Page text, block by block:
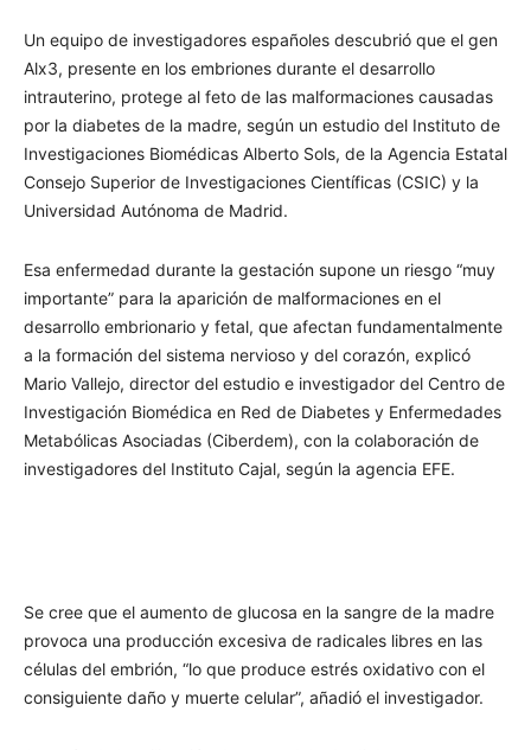
Un equipo de investigadores españoles descubrió que el gen
Alx3, presente en los embriones durante el desarrollo
intrauterino, protege al feto de las malformaciones causadas
por la diabetes de la madre, según un estudio del Instituto de
Investigaciones Biomédicas Alberto Sols, de la Agencia Estatal
Consejo Superior de Investigaciones Científicas (CSIC) y la
Universidad Autónoma de Madrid.
Esa enfermedad durante la gestación supone un riesgo “muy
importante” para la aparición de malformaciones en el
desarrollo embrionario y fetal, que afectan fundamentalmente
a la formación del sistema nervioso y del corazón, explicó
Mario Vallejo, director del estudio e investigador del Centro de
Investigación Biomédica en Red de Diabetes y Enfermedades
Metabólicas Asociadas (Ciberdem), con la colaboración de
investigadores del Instituto Cajal, según la agencia EFE.
Se cree que el aumento de glucosa en la sangre de la madre
provoca una producción excesiva de radicales libres en las
células del embrión, “lo que produce estrés oxidativo con el
consiguiente daño y muerte celular”, añadió el investigador.